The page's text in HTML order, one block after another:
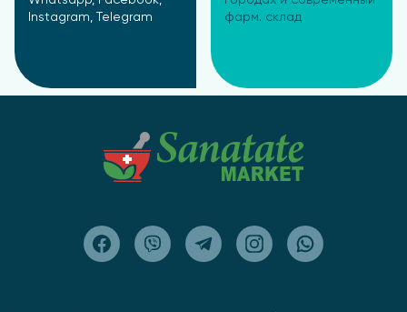
Instagram, Telegram
фарм. склад